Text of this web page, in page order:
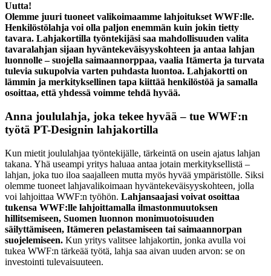
Uutta!
Olemme juuri tuoneet valikoimaamme lahjoitukset WWF:lle.
Henkilöstölahja voi olla paljon enemmän kuin jokin tietty
tavara. Lahjakortilla työntekijäsi saa mahdollisuuden valita
tavaralahjan sijaan hyväntekeväisyyskohteen ja antaa lahjan
luonnolle – suojella saimaannorppaa, vaalia Itämerta ja turvata
tulevia sukupolvia varten puhdasta luontoa. Lahjakortti on
lämmin ja merkityksellinen tapa kiittää henkilöstöä ja samalla
osoittaa, että yhdessä voimme tehdä hyvää.
Anna joululahja, joka tekee hyvää – tue WWF:n
työtä PT-Designin lahjakortilla
Kun mietit joululahjaa työntekijälle, tärkeintä on usein ajatus lahjan
takana. Yhä useampi yritys haluaa antaa jotain merkityksellistä –
lahjan, joka tuo iloa saajalleen mutta myös hyvää ympäristölle. Siksi
olemme tuoneet lahjavalikoimaan hyväntekeväisyyskohteen, jolla
voi lahjoittaa WWF:n työhön. Lahjansaajasi voivat osoittaa
tukensa WWF:lle lahjoittamalla ilmastonmuutoksen
hillitsemiseen, Suomen luonnon monimuotoisuuden
säilyttämiseen, Itämeren pelastamiseen tai saimaannorpan
suojelemiseen. Kun yritys valitsee lahjakortin, jonka avulla voi
tukea WWF:n tärkeää työtä, lahja saa aivan uuden arvon: se on
investointi tulevaisuuteen.